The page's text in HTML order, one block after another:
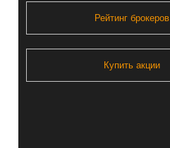
Рейтинг брокеров
Купить акции